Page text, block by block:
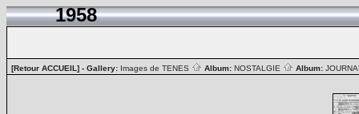
1958
[Retour ACCUEIL] - Gallery: Images de TENES Album: NOSTALGIE Album: